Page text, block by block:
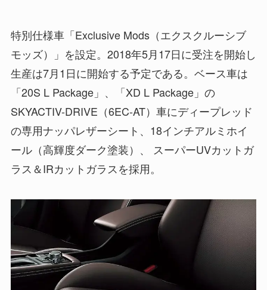
特別仕様車「Exclusive Mods（エクスクルーシブ
モッズ）」を設定。2018年5月17日に受注を開始し
生産は7月1日に開始する予定である。ベース車は
「20S L Package」、「XD L Package」の
SKYACTIV-DRIVE（6EC-AT）車にディープレッド
の専用ナッパレザーシート、18インチアルミホイ
ール（高輝度ダーク塗装）、 スーパーUVカットガ
ラス＆IRカットガラスを採用。